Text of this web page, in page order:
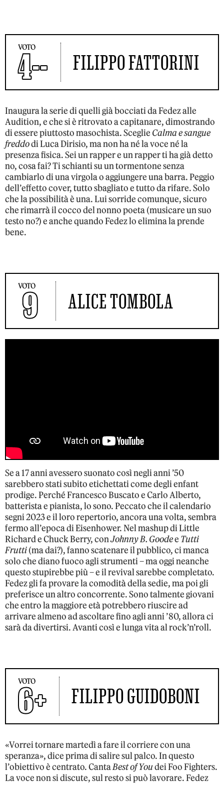
VOTO
4-- FILIPPO FATTORINI
Inaugura la serie di quelli già bocciati da Fedez alle
Audition, e che si è ritrovato a capitanare, dimostrando
di essere piuttosto masochista. Sceglie Calma e sangue
freddodi Luca Dirisio, ma non ha né la voce né la
presenza fisica. Sei un rapper e un rapper ti ha già detto
no, cosa fai? Ti schianti su un tormentone senza
cambiarlo di una virgola o aggiungere una barra. Peggio
dell’effetto cover, tutto sbagliato e tutto da rifare. Solo
che la possibilità è una. Lui sorride comunque, sicuro
che rimarrà il cocco del nonno poeta (musicare un suo
testo no?) e anche quando Fedez lo elimina la prende
bene.
VOTO
9 ALICE TOMBOLA
Se a 17 anni avessero suonato così negli anni ’50
sarebbero stati subito etichettati come degli enfant
prodige. Perché Francesco Buscato e Carlo Alberto,
batterista e pianista, lo sono. Peccato che il calendario
segni 2023 e il loro repertorio, ancora una volta, sembra
fermo all’epoca di Eisenhower. Nel mashup di Little
Richard e Chuck Berry, conJohnny B. Goodee Tutti
Frutti(ma dai?), fanno scatenare il pubblico, ci manca
solo che diano fuoco agli strumenti – ma oggi neanche
questo stupirebbe più – e il revival sarebbe completato.
Fedez gli fa provare la comodità della sedie, ma poi gli
preferisce un altro concorrente. Sono talmente giovani
che entro la maggiore età potrebbero riuscire ad
arrivare almeno ad ascoltare fino agli anni ’80, allora ci
sarà da divertirsi. Avanti così e lunga vita al rock’n’roll.
VOTO
6+ FILIPPO GUIDOBONI
«Vorrei tornare martedì a fare il corriere con una
speranza», dice prima di salire sul palco. In questo
l’obiettivo è centrato. CantaBest of Youdei Foo Fighters.
La voce non si discute, sul resto si può lavorare. Fedez